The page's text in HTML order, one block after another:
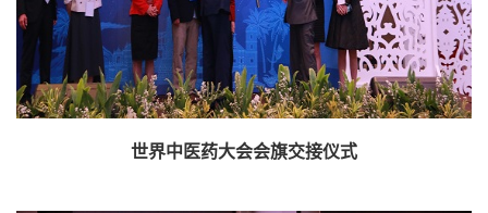
世界中医药大会会旗交接仪式